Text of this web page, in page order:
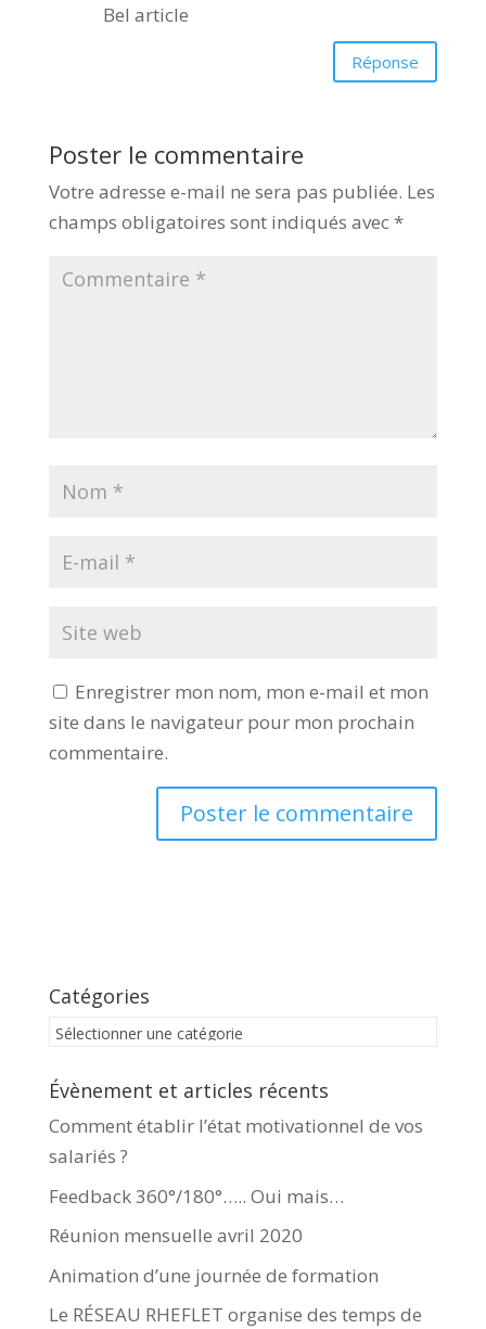
Bel article
Réponse
Poster le commentaire
Votre adresse e-mail ne sera pas publiée. Les
champs obligatoires sont indiqués avec *
Enregistrer mon nom, mon e-mail et mon
site dans le navigateur pour mon prochain
commentaire.
Catégories
Catégories
Évènement et articles récents
Comment établir l’état motivationnel de vos
salariés ?
Feedback 360°/180°….. Oui mais…
Réunion mensuelle avril 2020
Animation d’une journée de formation
Le RÉSEAU RHEFLET organise des temps de